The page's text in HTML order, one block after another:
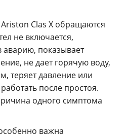
Clas X обращаются
не включается,
аварию, показывает
не дает горячую воду,
теряет давление или
после простоя.
одного симптома
важна